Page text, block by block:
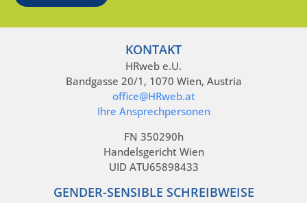
KONTAKT
HRweb e.U.
Bandgasse 20/1, 1070 Wien, Austria
office@HRweb.at
Ihre Ansprechpersonen
FN 350290h
Handelsgericht Wien
UID ATU65898433
GENDER-SENSIBLE SCHREIBWEISE